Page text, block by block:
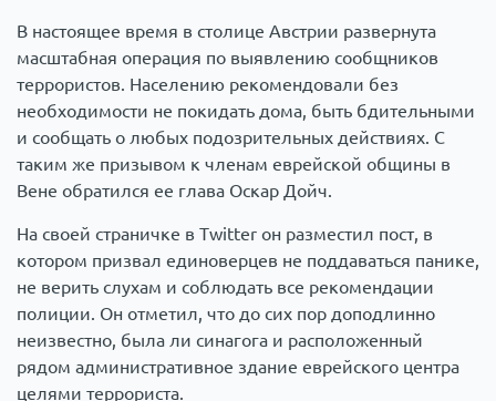
В настоящее время в столице Австрии развернута
масштабная операция по выявлению сообщников
террористов. Населению рекомендовали без
необходимости не покидать дома, быть бдительными
и сообщать о любых подозрительных действиях. С
таким же призывом к членам еврейской общины в
Вене обратился ее глава Оскар Дойч.
На своей страничке в Twitter он разместил пост, в
котором призвал единоверцев не поддаваться панике,
не верить слухам и соблюдать все рекомендации
полиции. Он отметил, что до сих пор доподлинно
неизвестно, была ли синагога и расположенный
рядом административное здание еврейского центра
целями террориста.